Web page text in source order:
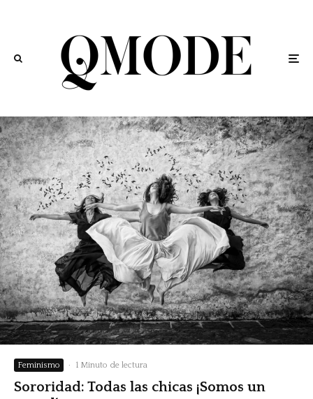
Feminismo · 1 Minuto de lectura
Sororidad: Todas las chicas ¡Somos un